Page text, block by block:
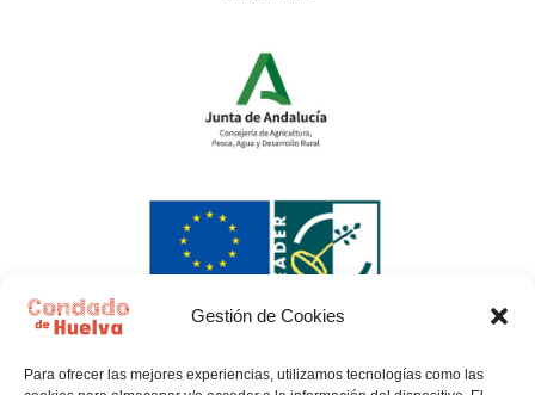
Gestión de Cookies
Para ofrecer las mejores experiencias, utilizamos tecnologías como las